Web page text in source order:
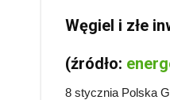
Węgiel i złe
(źródło:
8 stycznia Polska